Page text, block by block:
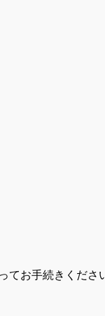
お手続きください